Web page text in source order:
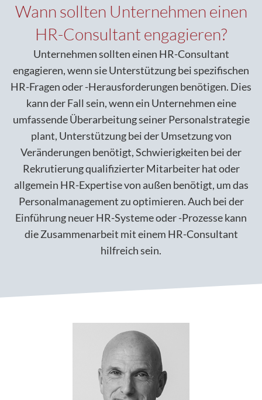
Wann sollten Unternehmen einen
HR-Consultant engagieren?
Unternehmen sollten einen HR-Consultant
engagieren, wenn sie Unterstützung bei spezifischen
HR-Fragen oder -Herausforderungen benötigen. Dies
kann der Fall sein, wenn ein Unternehmen eine
umfassende Überarbeitung seiner Personalstrategie
plant, Unterstützung bei der Umsetzung von
Veränderungen benötigt, Schwierigkeiten bei der
Rekrutierung qualifizierter Mitarbeiter hat oder
allgemein HR-Expertise von außen benötigt, um das
Personalmanagement zu optimieren. Auch bei der
Einführung neuer HR-Systeme oder -Prozesse kann
die Zusammenarbeit mit einem HR-Consultant
hilfreich sein.